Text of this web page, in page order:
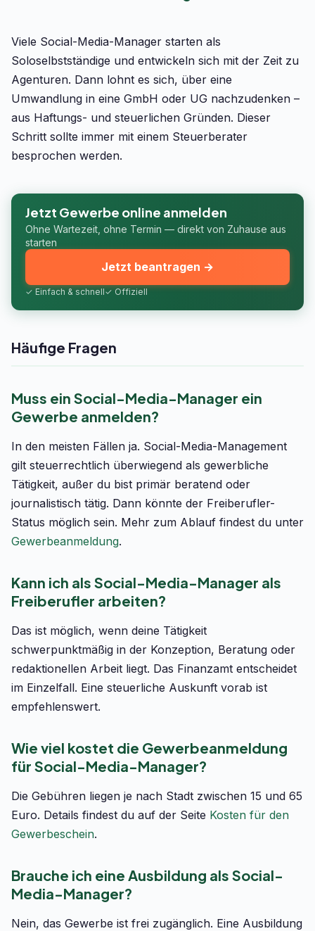
Viele Social-Media-Manager starten als
Soloselbstständige und entwickeln sich mit der Zeit zu
Agenturen. Dann lohnt es sich, über eine
Umwandlung in eine GmbH oder UG nachzudenken –
aus Haftungs- und steuerlichen Gründen. Dieser
Schritt sollte immer mit einem Steuerberater
besprochen werden.
Jetzt Gewerbe online anmelden
Ohne Wartezeit, ohne Termin — direkt von Zuhause aus
starten
✓ Einfach & schnell✓ Offiziell
Jetzt beantragen →
Häufige Fragen
Muss ein Social-Media-Manager ein
Gewerbe anmelden?
In den meisten Fällen ja. Social-Media-Management
gilt steuerrechtlich überwiegend als gewerbliche
Tätigkeit, außer du bist primär beratend oder
journalistisch tätig. Dann könnte der Freiberufler-
Status möglich sein. Mehr zum Ablauf findest du unter
Gewerbeanmeldung.
Kann ich als Social-Media-Manager als
Freiberufler arbeiten?
Das ist möglich, wenn deine Tätigkeit
schwerpunktmäßig in der Konzeption, Beratung oder
redaktionellen Arbeit liegt. Das Finanzamt entscheidet
im Einzelfall. Eine steuerliche Auskunft vorab ist
empfehlenswert.
Wie viel kostet die Gewerbeanmeldung
für Social-Media-Manager?
Die Gebühren liegen je nach Stadt zwischen 15 und 65
Euro. Details findest du auf der Seite Kosten für den
Gewerbeschein.
Brauche ich eine Ausbildung als Social-
Media-Manager?
Nein, das Gewerbe ist frei zugänglich. Eine Ausbildung